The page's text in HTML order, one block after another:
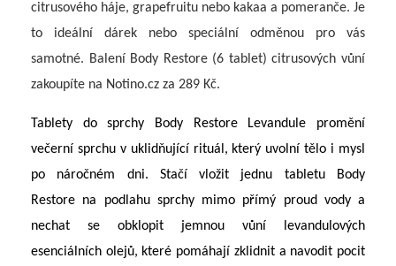
citrusového háje, grapefruitu nebo kakaa a pomeranče. Je
to ideální dárek nebo speciální odměnou pro vás
samotné. Balení Body Restore (6 tablet) citrusových vůní
zakoupíte na Notino.cz za 289 Kč.
Tablety do sprchy Body Restore Levandule promění
večerní sprchu v uklidňující rituál, který uvolní tělo i mysl
po náročném dni. Stačí vložit jednu tabletu Body
Restore na podlahu sprchy mimo přímý proud vody a
nechat se obklopit jemnou vůní levandulových
esenciálních olejů, které pomáhají zklidnit a navodit pocit